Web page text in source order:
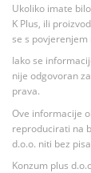
Ukoliko imate
K Plus, ili
se s povjerenjem
Iako se
nije odgovoran
prava.
Ove informacije
reproducirati na
d.o.o. niti bez
Konzum plus